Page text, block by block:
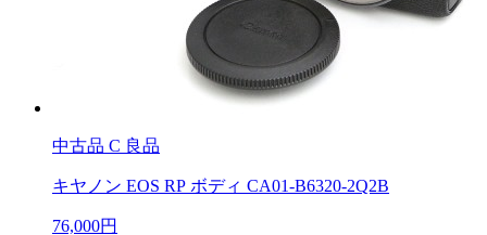
中古品 C 良品
キヤノン EOS RP ボディ CA01-B6320-2Q2B
76,000円